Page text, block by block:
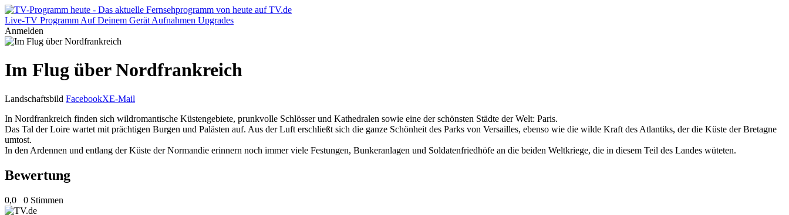
Live-TV Programm Auf Deinem Gerät Aufnahmen Upgrades
Anmelden
Im Flug über Nordfrankreich
Landschaftsbild FacebookXE-Mail
In Nordfrankreich finden sich wildromantische Küstengebiete, prunkvolle Schlösser und Kathedralen sowie eine der schönsten Städte der Welt: Paris.
Das Tal der Loire wartet mit prächtigen Burgen und Palästen auf. Aus der Luft erschließt sich die ganze Schönheit des Parks von Versailles, ebenso wie die wilde Kraft des Atlantiks, der die Küste der Bretagne
umtost.
In den Ardennen und entlang der Küste der Normandie erinnern noch immer viele Festungen, Bunkeranlagen und Soldatenfriedhöfe an die beiden Weltkriege, die in diesem Teil des Landes wüteten.
Bewertung
0,0 0 Stimmen